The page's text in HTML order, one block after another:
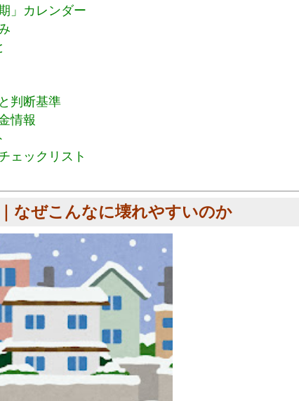
」カレンダー
判断基準
情報
ェックリスト
なぜこんなに壊れやすいのか